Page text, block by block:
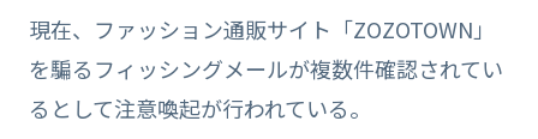
現在、ファッション通販サイト「ZOZOTOWN」
を騙るフィッシングメールが複数件確認されてい
るとして注意喚起が行われている。